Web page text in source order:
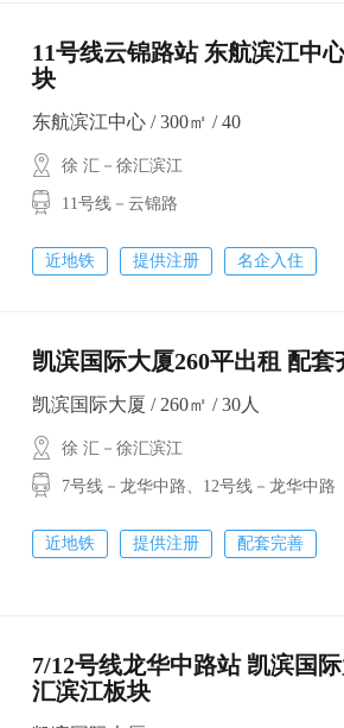
11号线云锦路站 东航滨江中
块
东航滨江中心 / 300㎡ / 40
徐 汇－徐汇滨江
11号线－云锦路
近地铁 提供注册 名企入住
凯滨国际大厦260平出租 配
凯滨国际大厦 / 260㎡ / 30人
徐 汇－徐汇滨江
7号线－龙华中路、12号线－龙华中路
近地铁 提供注册 配套完善
7/12号线龙华中路站 凯滨国
汇滨江板块